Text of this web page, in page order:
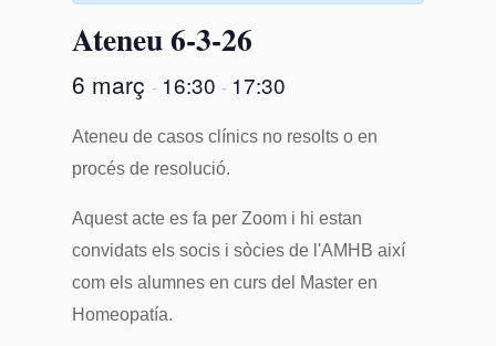
Ateneu 6-3-26
6 març - 16:30 - 17:30
Ateneu de casos clínics no resolts o en
procés de resolució.
Aquest acte es fa per Zoom i hi estan
convidats els socis i sòcies de l'AMHB així
com els alumnes en curs del Master en
Homeopatía.